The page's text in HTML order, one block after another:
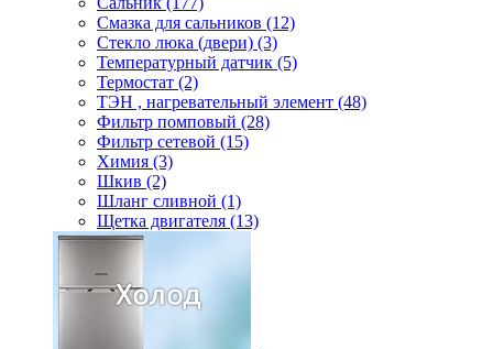
Смазка для сальников (12)
Стекло люка (двери) (3)
Температурный датчик (5)
Термостат (2)
ТЭН , нагревательный элемент (48)
Фильтр помповый (28)
Фильтр сетевой (15)
Химия (3)
Шкив (2)
Шланг сливной (1)
Щетка двигателя (13)